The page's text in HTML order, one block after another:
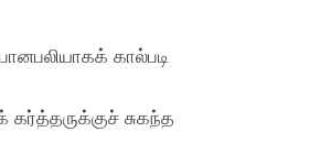
கால்படி
சுகந்த